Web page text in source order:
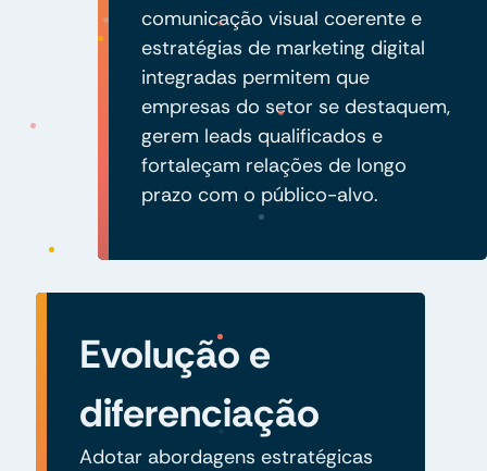
comunicação visual coerente e
estratégias de marketing digital
integradas permitem que
empresas do setor se destaquem,
gerem leads qualificados e
fortaleçam relações de longo
prazo com o público-alvo.
Evolução e
diferenciação
Adotar abordagens estratégicas